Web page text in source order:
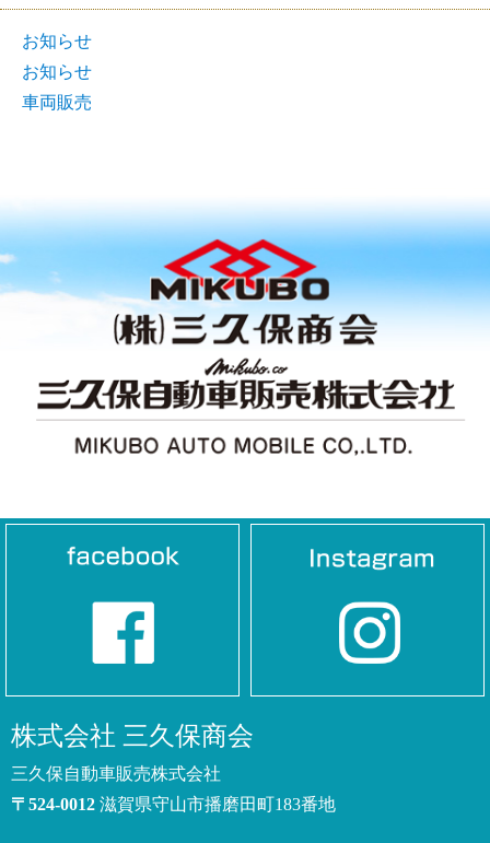
お知らせ
お知らせ
車両販売
株式会社 三久保商会
三久保自動車販売株式会社
〒524-0012 滋賀県守山市播磨田町183番地